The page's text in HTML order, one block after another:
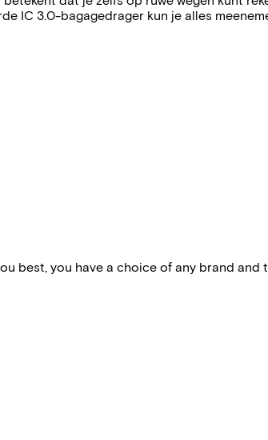
IC 3.0-bagagedrager kun je alles
best, you have a choice of any brand and